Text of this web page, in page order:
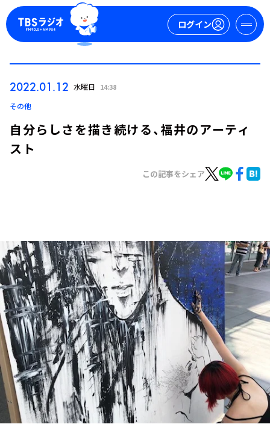
ログイン
トピックス
TBS Podcast
お知らせ
イベント・グッズ
YouTube
会社情報
2022.01.12 水曜日 14:38
その他
自分らしさを描き続ける、福井のアーティ
スト
この記事をシェア